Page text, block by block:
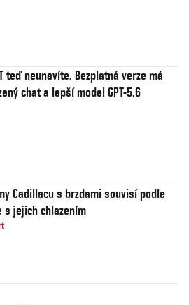
teď neunavíte. Bezplatná verze má
chat a lepší model GPT-5.6
Cadillacu s brzdami souvisí podle
s jejich chlazením